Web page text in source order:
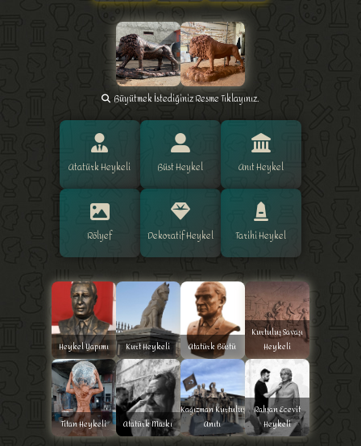
Büyütmek İstediğiniz Resme Tıklayınız.
Atatürk Heykeli Büst Heykel Anıt Heykel
Rölyef Dekoratif Heykel Tarihi Heykel
Heykel Yapımı Kurt Heykeli Atatürk Büstü
Kurtuluş Savaşı
Heykeli
Titan Heykeli Atatürk Maskı
Kağızman Kurtuluş
Anıtı
Rahşan Ecevit
Heykeli